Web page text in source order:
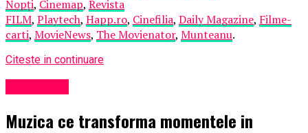
Nopți, Cinemap, Revista
FILM, Playtech, Happ.ro, Cinefilia, Daily Magazine, Filme-
carti, MovieNews, The Movienator, Munteanu.
Citeste in continuare
Muzica ce transforma momentele in